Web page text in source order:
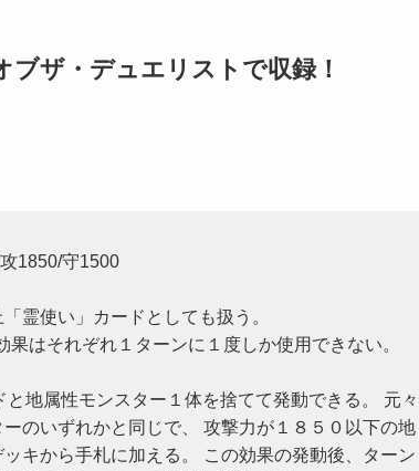
ザ・デュエリストで収録！
1850/守1500
霊使い」カードとしても扱う。
果はそれぞれ１ターンに１度しか使用できない。
と地属性モンスター１体を捨てて発動できる。 元々
のいずれかと同じで、 攻撃力が１８５０以下の地
キから手札に加える。 この効果の発動後、ターン